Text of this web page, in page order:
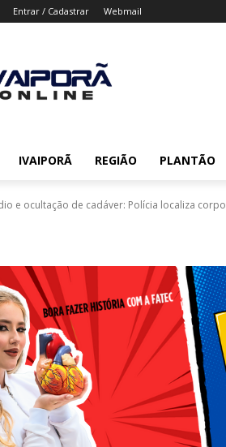
Entrar / Cadastrar Webmail
IVAIPORÃ REGIÃO PLANTÃO
e ocultação de cadáver: Polícia localiza